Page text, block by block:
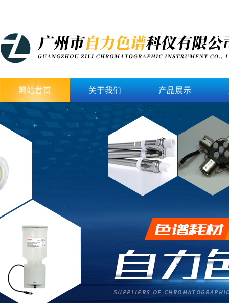
网站首页 关于我们 产品展示